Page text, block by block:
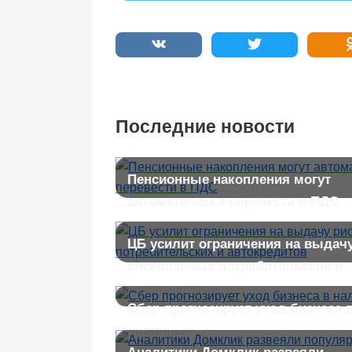
Последние новости
Пенсионные накопления могут
автоматически перевести в ПДС
ЦБ усилит ограничения на
рискованных потребительских и
автокредитов
Сбер прогнозирует уход бизнеса
наличные